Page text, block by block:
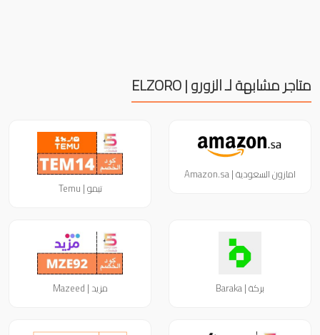
متاجر مشابهة لـ الزورو | ELZORO
امازون السعودية | Amazon.sa
تيمو | Temu
بركة | Baraka مزيد | Mazeed